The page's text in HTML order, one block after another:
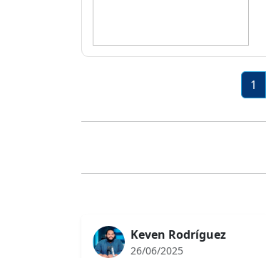
1
Keven Rodríguez
26/06/2025